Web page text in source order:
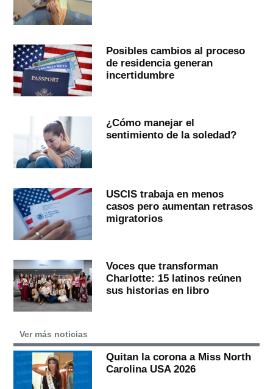
Posibles cambios al proceso
de residencia generan
incertidumbre
¿Cómo manejar el
sentimiento de la soledad?
USCIS trabaja en menos
casos pero aumentan retrasos
migratorios
Voces que transforman
Charlotte: 15 latinos reúnen
sus historias en libro
Ver más noticias
Quitan la corona a Miss North
Carolina USA 2026